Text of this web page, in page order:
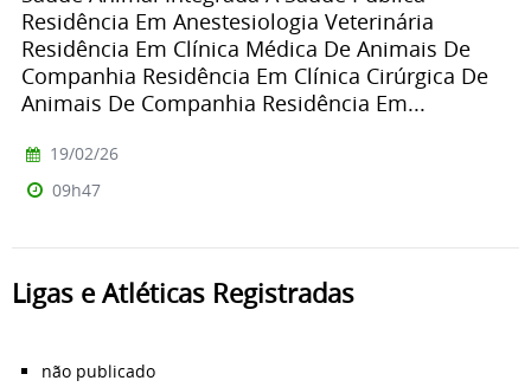
Residência Em Anestesiologia Veterinária
Residência Em Clínica Médica De Animais De
Companhia Residência Em Clínica Cirúrgica De
Animais De Companhia Residência Em...
19/02/26
09h47
Ligas e Atléticas Registradas
não publicado